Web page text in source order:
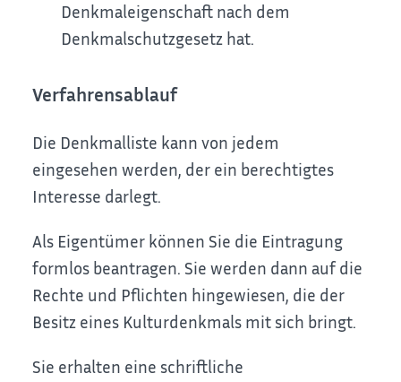
Denkmaleigenschaft nach dem
Denkmalschutzgesetz hat.
Verfahrensablauf
Die Denkmalliste kann von jedem
eingesehen werden, der ein berechtigtes
Interesse darlegt.
Als Eigentümer können Sie die Eintragung
formlos beantragen. Sie werden dann auf die
Rechte und Pflichten hingewiesen, die der
Besitz eines Kulturdenkmals mit sich bringt.
Sie erhalten eine schriftliche